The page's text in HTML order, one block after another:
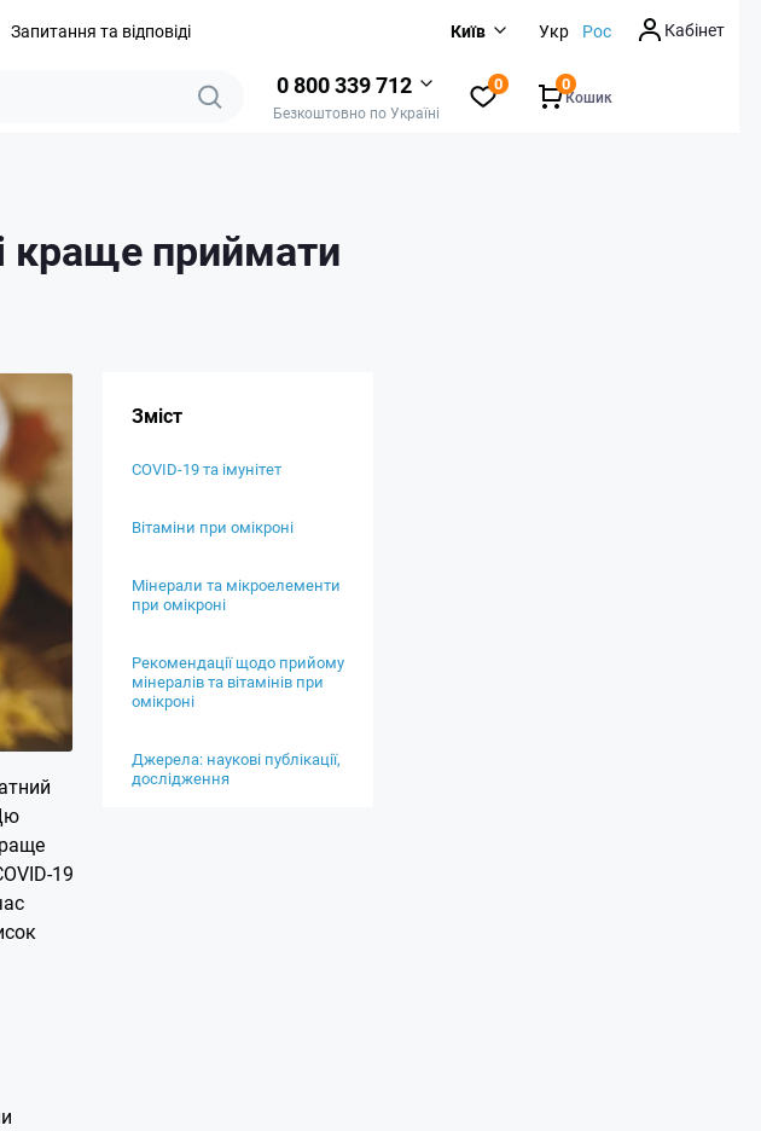
Запитання та відповіді Київ Укр Рос Кабінет
0 800 339 712
Безкоштовно по Україні
0
Кошик
0
краще приймати
19
Зміст
COVID-19 та імунітет
Вітаміни при омікроні
Мінерали та мікроелементи
при омікроні
Рекомендації щодо прийому
мінералів та вітамінів при
омікроні
Джерела: наукові публікації,
дослідження